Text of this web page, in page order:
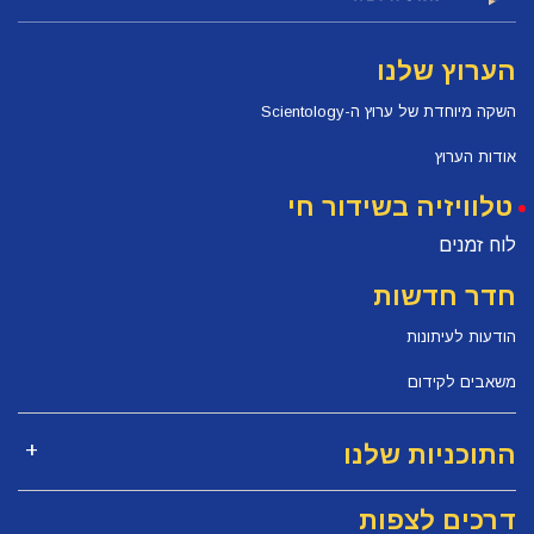
הערוץ שלנו
השקה מיוחדת של ערוץ ה-Scientology
אודות הערוץ
טלוויזיה בשידור חי
לוח זמנים
חדר חדשות
הודעות לעיתונות
משאבים לקידום
התוכניות שלנו
דרכים לצפות